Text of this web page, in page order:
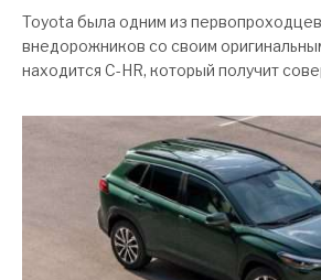
Toyota была одним из
внедорожников со своим
находится C-HR, который получит